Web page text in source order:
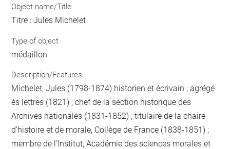
Object name/Title
Titre : Jules Michelet
Type of object
médaillon
Description/Features
Michelet, Jules (1798-1874) historien et écrivain ; agrégé
ès lettres (1821) ; chef de la section historique des
Archives nationales (1831-1852) ; titulaire de la chaire
d'histoire et de morale, Collège de France (1838-1851) ;
membre de l'Institut, Académie des sciences morales et